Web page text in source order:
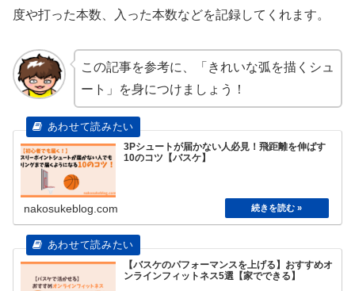
度や打った本数、入った本数などを記録してくれます。
この記事を参考に、「きれいな弧を描くシュ
ート」を身につけましょう！
3Pシュートが届かない人必見！飛距離を伸ばす
10のコツ【バスケ】
nakosukeblog.com
【バスケのパフォーマンスを上げる】おすすめオ
ンラインフィットネス5選【家でできる】